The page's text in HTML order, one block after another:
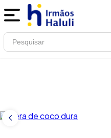
Pesquisar